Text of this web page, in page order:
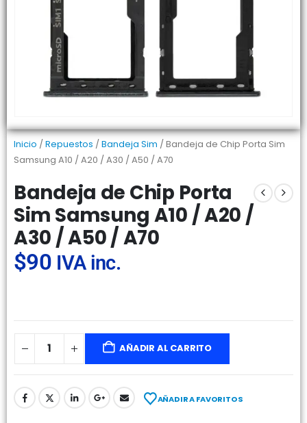
Inicio /Repuestos /Bandeja Sim / Bandeja de Chip Porta Sim
Samsung A10 / A20 / A30 / A50 / A70
Bandeja de Chip Porta
Sim Samsung A10 / A20 /
A30 / A50 / A70
$90 IVA inc.
AÑADIR AL CARRITO
AÑADIR A FAVORITOS